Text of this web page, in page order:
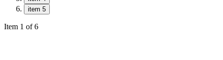
item 5
Item 1 of 6